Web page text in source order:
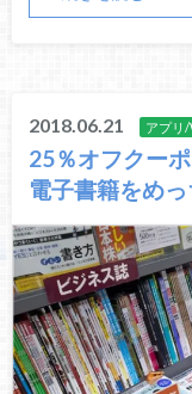
2018.06.21 アプリ
25％オフクー
電子書籍をめ